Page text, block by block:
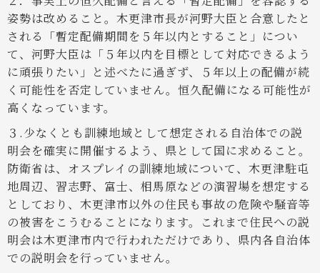
姿勢は改めること。 木更津市長が河野大臣と合意したと
される「暫定配備期間を５年以内とすること」につい
て、河野大臣は「５年以内を目標として対応できるよう
に頑張りたい」と述べたに過ぎず、５年以上の配備が続
く可能性を否定していません。恒久配備になる可能性が
高くなっています。
３.少なくとも訓練地域として想定される自治体での説
明会を確実に開催するよう、県として国に求めること。
防衛省は、オスプレイの訓練地域について、木更津駐屯
地周辺、習志野、富士、相馬原などの演習場を想定する
としており、木更津市以外の住民も事故の危険や騒音等
の被害をこうむることになります。これまで住民への説
明会は木更津市内で行われただけであり、県内各自治体
での説明会を行っていません。